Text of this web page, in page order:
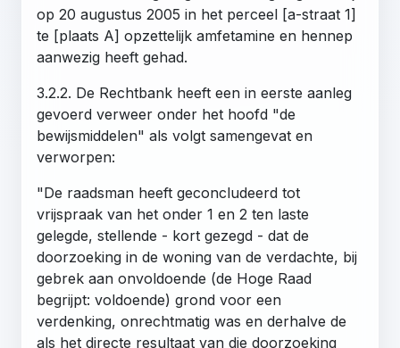
op 20 augustus 2005 in het perceel [a-straat 1]
te [plaats A] opzettelijk amfetamine en hennep
aanwezig heeft gehad.
3.2.2. De Rechtbank heeft een in eerste aanleg
gevoerd verweer onder het hoofd "de
bewijsmiddelen" als volgt samengevat en
verworpen:
"De raadsman heeft geconcludeerd tot
vrijspraak van het onder 1 en 2 ten laste
gelegde, stellende - kort gezegd - dat de
doorzoeking in de woning van de verdachte, bij
gebrek aan onvoldoende (de Hoge Raad
begrijpt: voldoende) grond voor een
verdenking, onrechtmatig was en derhalve de
als het directe resultaat van die doorzoeking